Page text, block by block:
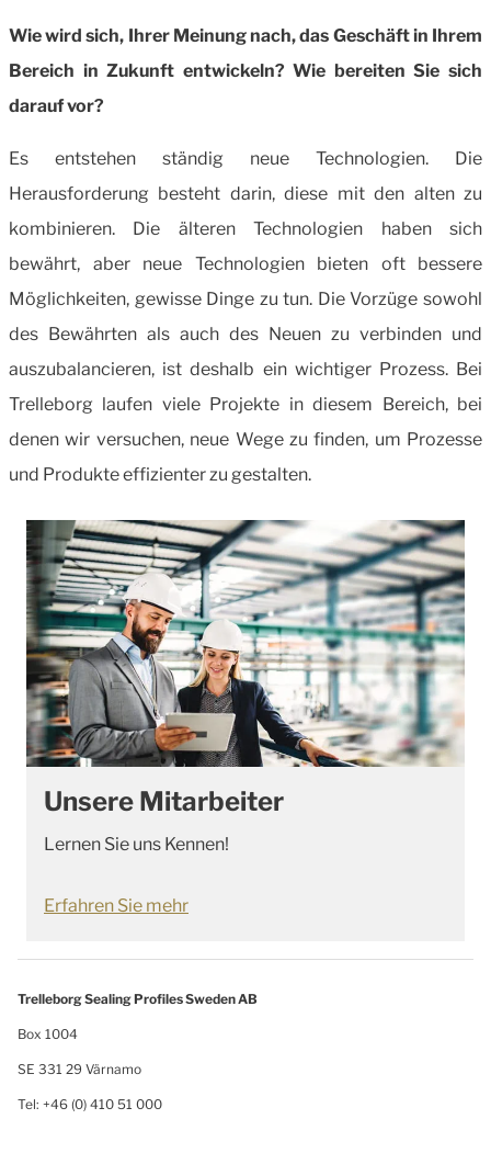
Wie wird sich, Ihrer Meinung nach, das Geschäft in Ihrem
Bereich in Zukunft entwickeln? Wie bereiten Sie sich
darauf vor?
Es entstehen ständig neue Technologien. Die
Herausforderung besteht darin, diese mit den alten zu
kombinieren. Die älteren Technologien haben sich
bewährt, aber neue Technologien bieten oft bessere
Möglichkeiten, gewisse Dinge zu tun. Die Vorzüge sowohl
des Bewährten als auch des Neuen zu verbinden und
auszubalancieren, ist deshalb ein wichtiger Prozess. Bei
Trelleborg laufen viele Projekte in diesem Bereich, bei
denen wir versuchen, neue Wege zu finden, um Prozesse
und Produkte effizienter zu gestalten.
Unsere Mitarbeiter
Lernen Sie uns Kennen!
Erfahren Sie mehr
Trelleborg Sealing Profiles Sweden AB
Box 1004
SE 331 29 Värnamo
Tel: +46 (0) 410 51 000